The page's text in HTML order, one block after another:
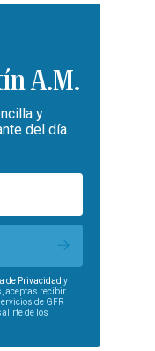
A.M.
y
del día.
de Privacidad y
aceptas recibir
de GFR
de los